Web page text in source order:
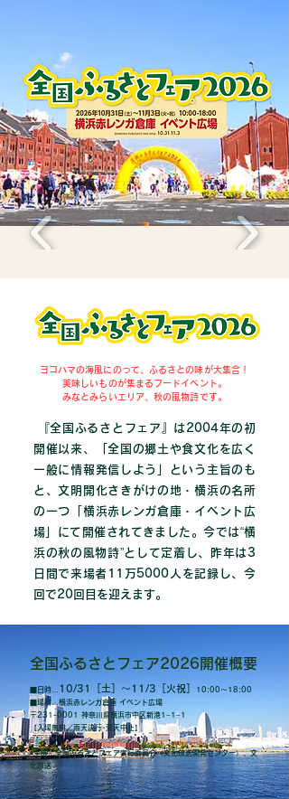
​ヨコハマの海風にのって、ふるさとの味が大集合！
美味しいものが集まるフードイベント。
みなとみらいエリア、秋の風物詩です。
『全国ふるさとフェア』は2004年の初
開催以来、「全国の郷土や食文化を広く
一般に情報発信しよう」という主旨のも
と、文明開化さきがけの地・横浜の名所
の一つ「横浜赤レンガ倉庫・イベント広
場」にて開催されてきました。今では“横
浜の秋の風物詩”として定着し、昨年は3
日間で来場者11万5000人を記録し、今
回で20回目を迎えます。
全国ふるさとフェア2026開催概要
■日時… 10/31［土］〜11/3［火祝］
10:00〜18:00
■場所…横浜赤レンガ倉庫 イベント広場
〒231-0001 神奈川県横浜市中区新港1−1−1
【入場無料／雨天決行･荒天中止】
◉主催…全国ふるさとフェア実行委員会（文化放送開発センター）、文
化放送